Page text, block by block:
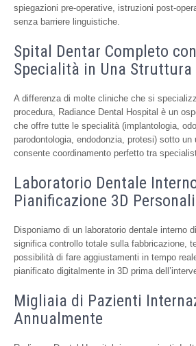
spiegazioni pre-operative, istruzioni post-
senza barriere linguistiche.
Spital Dentar Completo
Specialità in Una Struttura
A differenza di molte cliniche che si
procedura, Radiance Dental Hospital è un
che offre tutte le specialità (implantologia,
parodontologia, endodonzia, protesi) sotto
consente coordinamento perfetto tra
Laboratorio Dentale
Pianificazione 3D
Disponiamo di un laboratorio dentale interno
significa controllo totale sulla fabbricazione,
possibilità di fare aggiustamenti in tempo
pianificato digitalmente in 3D prima
Migliaia di Pazienti
Annualmente